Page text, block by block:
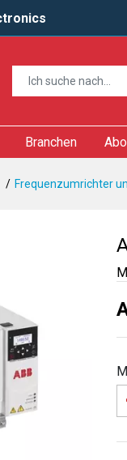
Branchen
Frequenzumrichter